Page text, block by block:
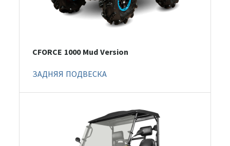
CFORCE 1000 Mud Version
ЗАДНЯЯ ПОДВЕСКА